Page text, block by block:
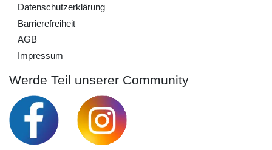
Daten­schutz­erklärung
Barrierefreiheit
AGB
Impressum
Werde Teil unserer Community